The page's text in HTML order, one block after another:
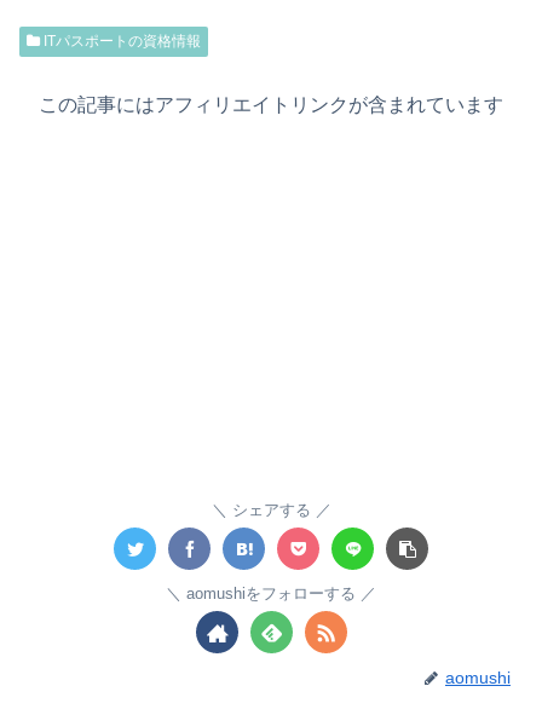
ITパスポートの資格情報
この記事にはアフィリエイトリンクが含まれています
シェアする
aomushiをフォローする
aomushi